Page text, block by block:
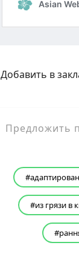
Добавить в
Предложить
из грязи в